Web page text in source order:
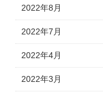
2022年8月
2022年7月
2022年4月
2022年3月